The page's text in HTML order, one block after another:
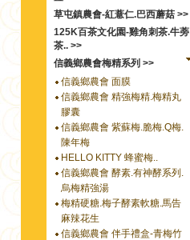
草屯鎮農會-紅薏仁.巴西蘑菇 >>
125K百茶文化園-雞角刺茶.牛蒡
茶.. >>
信義鄉農會梅精系列 >>
信義鄉農會 面膜
信義鄉農會 精強梅精.梅精丸
膠囊
信義鄉農會 紫蘇梅.脆梅.Q梅.
陳年梅
HELLO KITTY 蜂蜜梅..
信義鄉農會 酵素.有神酵系列.
烏梅精強湯
梅精硬糖.梅子酵素軟糖.馬告
麻辣花生
信義鄉農會 伴手禮盒-青梅竹